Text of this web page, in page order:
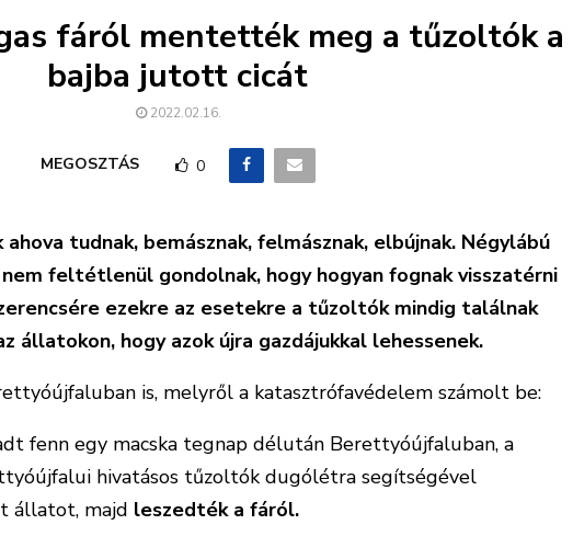
fáról mentették meg a tűzoltók a
bajba jutott cicát
2022.02.16.
MEGOSZTÁS 0
tudnak, bemásznak, felmásznak, elbújnak. Négylábú
feltétlenül gondolnak, hogy hogyan fognak visszatérni
ezekre az esetekre a tűzoltók mindig találnak
állatokon, hogy azok újra gazdájukkal lehessenek.
is, melyről a katasztrófavédelem számolt be:
fenn egy macska tegnap délután Berettyóújfaluban, a
hivatásos tűzoltók dugólétra segítségével
állatot, majd leszedték a fáról.